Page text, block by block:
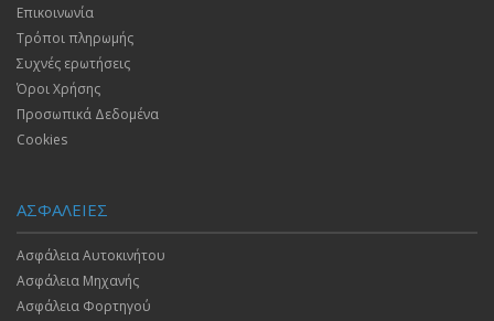
Επικοινωνία
Τρόποι πληρωμής
Συχνές ερωτήσεις
Όροι Χρήσης
Προσωπικά Δεδομένα
Cookies
ΑΣΦΑΛΕΙΕΣ
Ασφάλεια Αυτοκινήτου
Ασφάλεια Μηχανής
Ασφάλεια Φορτηγού